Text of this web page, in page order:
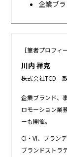
企業ブ
［筆者プロフィ
川内 祥克
株式会社TCD
企業ブランド、
ロモーション業
ーも開催。
CI・VI、ブラン
ブランドストラ